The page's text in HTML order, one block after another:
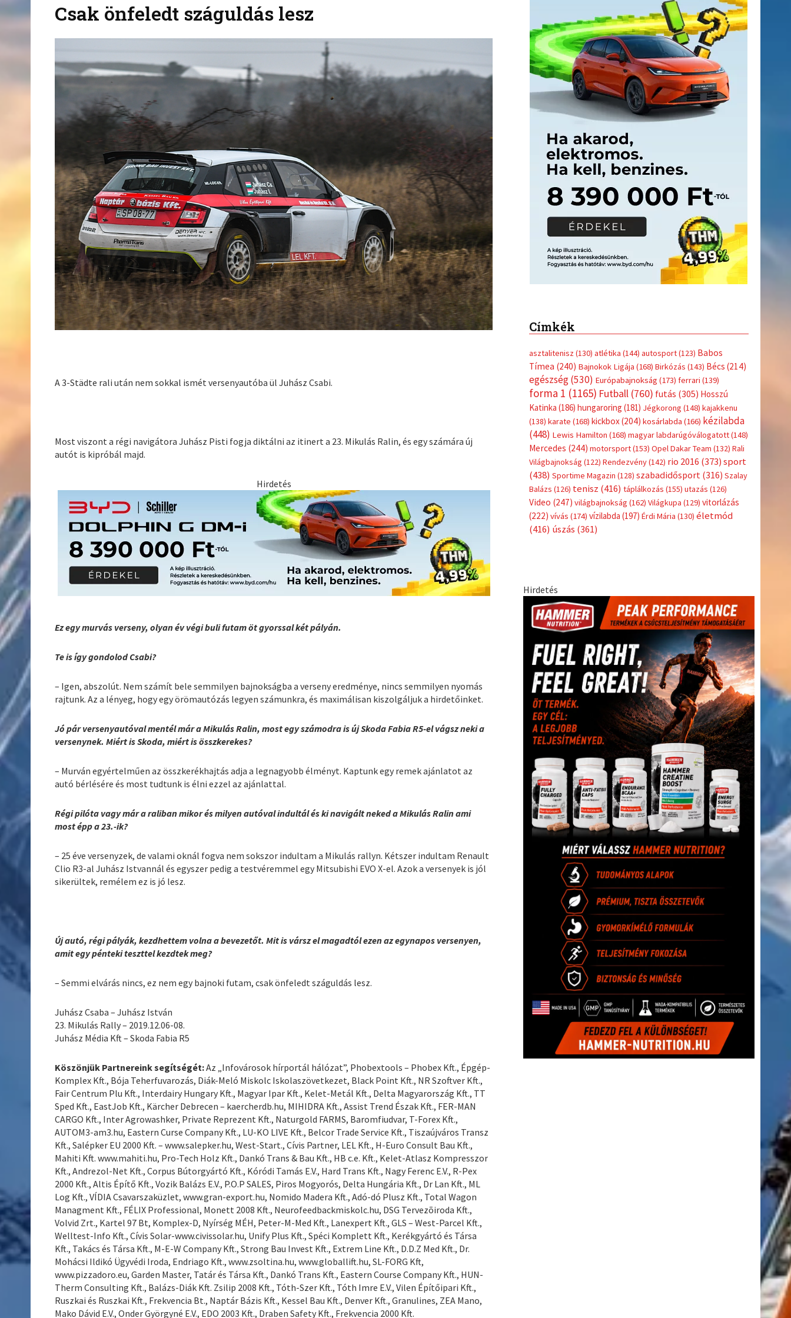
Csak önfeledt száguldás lesz
A 3-Städte rali után nem sokkal ismét versenyautóba ül Juhász Csabi.
Most viszont a régi navigátora Juhász Pisti fogja diktálni az itinert a 23. Mikulás Ralin, és egy számára új
autót is kipróbál majd.
Hirdetés
Ez egy murvás verseny, olyan év végi buli futam öt gyorssal két pályán.
Te is így gondolod Csabi?
– Igen, abszolút. Nem számít bele semmilyen bajnokságba a verseny eredménye, nincs semmilyen nyomás
rajtunk. Az a lényeg, hogy egy örömautózás legyen számunkra, és maximálisan kiszolgáljuk a hirdetőinket.
Jó pár versenyautóval mentél már a Mikulás Ralin, most egy számodra is új Skoda Fabia R5-el vágsz neki a
versenynek. Miért is Skoda, miért is összkerekes?
– Murván egyértelműen az összkerékhajtás adja a legnagyobb élményt. Kaptunk egy remek ajánlatot az
autó bérlésére és most tudtunk is élni ezzel az ajánlattal.
Régi pilóta vagy már a raliban mikor és milyen autóval indultál és ki navigált neked a Mikulás Ralin ami
most épp a 23.-ik?
– 25 éve versenyzek, de valami oknál fogva nem sokszor indultam a Mikulás rallyn. Kétszer indultam Renault
Clio R3-al Juhász Istvannál és egyszer pedig a testvéremmel egy Mitsubishi EVO X-el. Azok a versenyek is jól
sikerültek, remélem ez is jó lesz.
Új autó, régi pályák, kezdhettem volna a bevezetőt. Mit is vársz el magadtól ezen az egynapos versenyen,
amit egy pénteki teszttel kezdtek meg?
– Semmi elvárás nincs, ez nem egy bajnoki futam, csak önfeledt száguldás lesz.
Juhász Csaba – Juhász István
23. Mikulás Rally – 2019.12.06-08.
Juhász Média Kft – Skoda Fabia R5
Köszönjük Partnereink segítségét:Az „Infovárosok hírportál hálózat”, Phobextools – Phobex Kft., Épgép-
Komplex Kft., Bója Teherfuvarozás, Diák-Meló Miskolc Iskolaszövetkezet, Black Point Kft., NR Szoftver Kft.,
Fair Centrum Plu Kft., Interdairy Hungary Kft., Magyar Ipar Kft., Kelet-Metál Kft., Delta Magyarország Kft., TT
Sped Kft., EastJob Kft., Kärcher Debrecen – kaercherdb.hu, MIHIDRA Kft., Assist Trend Észak Kft., FER-MAN
CARGO Kft., Inter Agrowashker, Private Reprezent Kft., Naturgold FARMS, Baromfiudvar, T-Forex Kft.,
AUTOM3-am3.hu, Eastern Curse Company Kft., LU-KO LIVE Kft., Belcor Trade Service Kft., Tiszaújváros Transz
Kft., Salépker EU 2000 Kft. – www.salepker.hu, West-Start., Cívis Partner, LEL Kft., H-Euro Consult Bau Kft.,
Mahiti Kft. www.mahiti.hu, Pro-Tech Holz Kft., Dankó Trans & Bau Kft., HB c.e. Kft., Kelet-Atlasz Kompresszor
Kft., Andrezol-Net Kft., Corpus Bútorgyártó Kft., Kóródi Tamás E.V., Hard Trans Kft., Nagy Ferenc E.V., R-Pex
2000 Kft., Altis Építő Kft., Vozik Balázs E.V., P.O.P SALES, Piros Mogyorós, Delta Hungária Kft., Dr Lan Kft., ML
Log Kft., VÍDIA Csavarszaküzlet, www.gran-export.hu, Nomido Madera Kft., Adó-dó Plusz Kft., Total Wagon
Managment Kft., FÉLIX Professional, Monett 2008 Kft., Neurofeedbackmiskolc.hu, DSG Tervezõiroda Kft.,
Volvid Zrt., Kartel 97 Bt, Komplex-D, Nyírség MÉH, Peter-M-Med Kft., Lanexpert Kft., GLS – West-Parcel Kft.,
Welltest-Info Kft., Cívis Solar-www.civissolar.hu, Unify Plus Kft., Spéci Komplett Kft., Kerékgyártó és Társa
Kft., Takács és Társa Kft., M-E-W Company Kft., Strong Bau Invest Kft., Extrem Line Kft., D.D.Z Med Kft., Dr.
Mohácsi Ildikó Ügyvédi Iroda, Endriago Kft., www.zsoltina.hu, www.globallift.hu, SL-FORG Kft,
www.pizzadoro.eu, Garden Master, Tatár és Társa Kft., Dankó Trans Kft., Eastern Course Company Kft., HUN-
Therm Consulting Kft., Balázs-Diák Kft. Zsilip 2008 Kft., Tóth-Szer Kft., Tóth Imre E.V., Vilen Építőipari Kft.,
Ruszkai és Ruszkai Kft., Frekvencia Bt., Naptár Bázis Kft., Kessel Bau Kft., Denver Kft., Granulines, ZEA Mano,
Mako Dávid E.V., Onder Györgyné E.V., EDO 2003 Kft., Draben Safety Kft., Frekvencia 2000 Kft.
Címkék
asztalitenisz (130) atlétika (144) autosport(123) Babos
Tímea (240) Bajnokok Ligája (168) Birkózás (143) Bécs (214)
egészség(530) Európabajnokság (173) ferrari (139)
forma 1 (1165) Futball(760) futás (305) Hosszú
Katinka (186) hungaroring (181) Jégkorong (148) kajakkenu
(138) karate (168) kickbox(204) kosárlabda (166) kézilabda
(448) Lewis Hamilton (168) magyar labdarúgóválogatott(148)
Mercedes (244) motorsport(153) Opel Dakar Team (132) Rali
Világbajnokság (122) Rendezvény(142) rio 2016 (373) sport
(438) Sportime Magazin (128) szabadidősport (316) Szalay
Balázs (126) tenisz (416) táplálkozás (155) utazás (126)
Video (247) világbajnokság (162) Világkupa (129) vitorlázás
(222) vívás (174) vízilabda (197) Érdi Mária (130) életmód
(416) úszás (361)
Hirdetés